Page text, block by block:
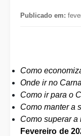
Publicado em:
Como
Onde ir no
Como ir para o
Como manter a
Como superar
Fevereiro de